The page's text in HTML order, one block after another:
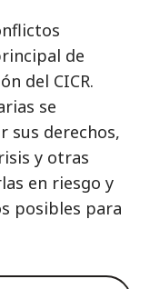
de
del CICR.
se
sus derechos,
y otras
en riesgo y
posibles para